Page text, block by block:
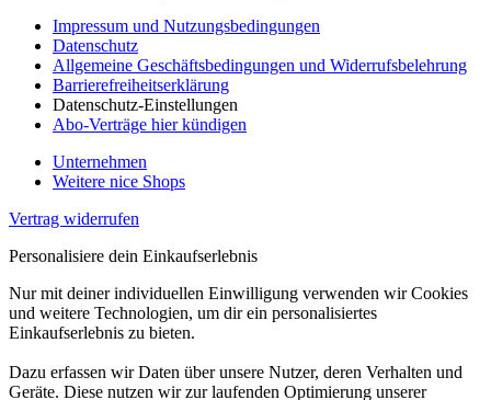
Impressum und Nutzungsbedingungen
Datenschutz
Allgemeine Geschäftsbedingungen und Widerrufsbelehrung
Barrierefreiheitserklärung
Datenschutz-Einstellungen
Abo-Verträge hier kündigen
Unternehmen
Weitere nice Shops
Vertrag widerrufen
Personalisiere dein Einkaufserlebnis
Nur mit deiner individuellen Einwilligung verwenden wir Cookies
und weitere Technologien, um dir ein personalisiertes
Einkaufserlebnis zu bieten.
Dazu erfassen wir Daten über unsere Nutzer, deren Verhalten und
Geräte. Diese nutzen wir zur laufenden Optimierung unserer